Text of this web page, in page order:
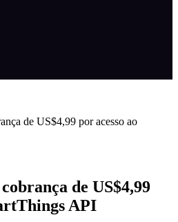
de US$4,99 por acesso ao
de US$4,99
API